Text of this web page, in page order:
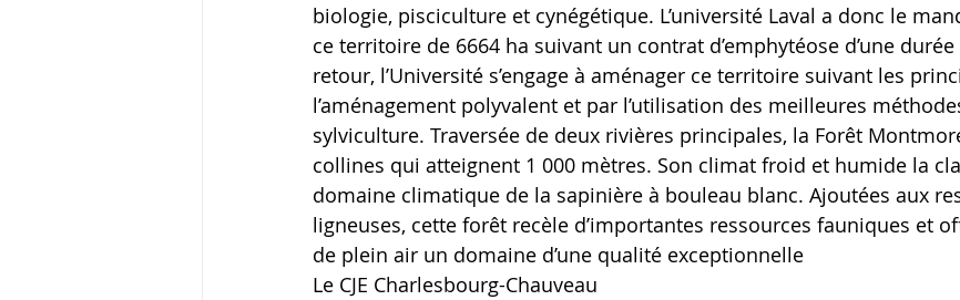
biologie, pisciculture et cynégétique. L’université Laval a donc le
ce territoire de 6664 ha suivant un contrat d’emphytéose d’une durée
retour, l’Université s’engage à aménager ce territoire suivant les
l’aménagement polyvalent et par l’utilisation des meilleures
sylviculture. Traversée de deux rivières principales, la Forêt
collines qui atteignent 1 000 mètres. Son climat froid et humide la
domaine climatique de la sapinière à bouleau blanc. Ajoutées aux
ligneuses, cette forêt recèle d’importantes ressources fauniques et
de plein air un domaine d’une qualité exceptionnelle
Le CJE Charlesbourg-Chauveau